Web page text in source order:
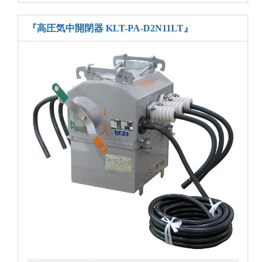
『高圧気中開閉器 KLT-PA-D2N11LT』